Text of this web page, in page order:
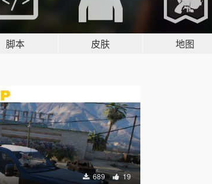
脚本 皮肤 地图
689 19